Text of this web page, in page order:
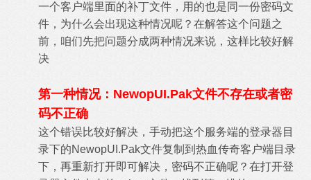
一个客户端里面的补丁文件，用的也是同一份密码文
件，为什么会出现这种情况呢？在解答这个问题之
前，咱们先把问题分成两种情况来说，这样比较好解
决
第一种情况：NewopUI.Pak文件不存在或者密
码不正确
这个错误比较好解决，手动把这个服务端的登录器目
录下的NewopUI.Pak文件复制到热血传奇客户端目录
下，再重新打开即可解决，密码不正确呢？在打开登